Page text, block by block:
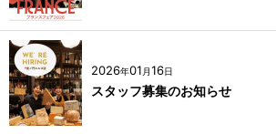
2026年01 月16日
スタッフ募集のお知らせ